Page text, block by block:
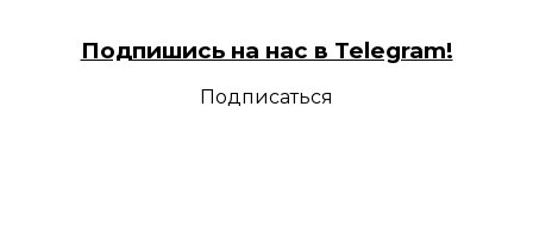
Подпишись на нас в Telegram!
Подписаться